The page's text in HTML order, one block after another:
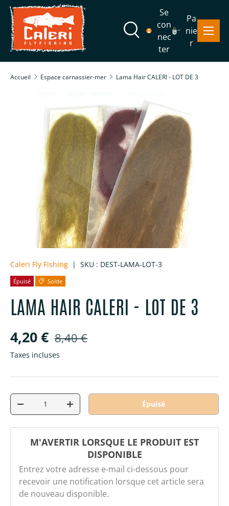
Aller au contenu
Recherche
Recherche
Se
con
nec
ter
Pa
nie
r
Menu
Accueil Espace carnassier-mer Lama Hair CALERI - LOT DE 3
Passer aux informations produits
Caleri Fly Fishing | SKU : DEST-LAMA-LOT-3
Épuisé Solde
LAMA HAIR CALERI - LOT DE 3
Prix soldé
4,20 € Prix habituel
8,40 €
Taxes incluses
Qté
Diminuer la quantitéAugmenter la quantitéÉpuisé
M'AVERTIR LORSQUE LE PRODUIT EST
DISPONIBLE
Entrez votre adresse e-mail ci-dessous pour
recevoir une notification lorsque cet article sera
de nouveau disponible.